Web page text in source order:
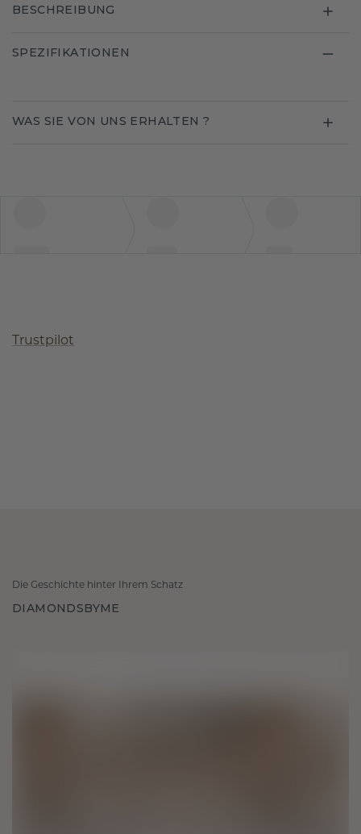
BESCHREIBUNG
SPEZIFIKATIONEN
WAS SIE VON UNS ERHALTEN ?
Trustpilot
Die Geschichte hinter Ihrem Schatz
DIAMONDSBYME